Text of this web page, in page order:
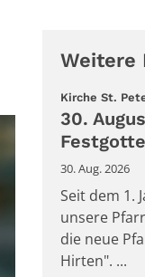
Weitere
Kirche St.
30.
30. Aug. 2026
Seit dem 1.
unsere
die neue
Hirten". ...